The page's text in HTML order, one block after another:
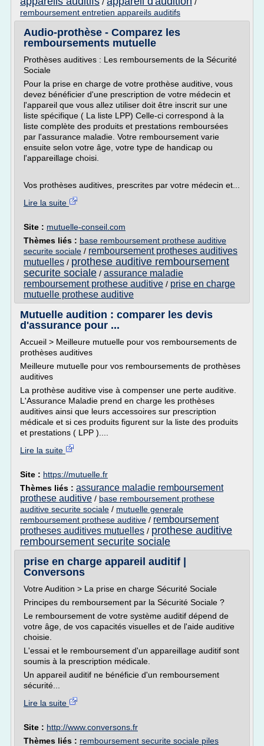
remboursement entretien appareils auditifs
Audio-prothèse - Comparez les
remboursements mutuelle
Prothèses auditives : Les remboursements de la Sécurité
Sociale
Pour la prise en charge de votre prothèse auditive, vous
devez bénéficier d'une prescription de votre médecin et
l'appareil que vous allez utiliser doit être inscrit sur une
liste spécifique ( La liste LPP) Celle-ci correspond à la
liste complète des produits et prestations remboursées
par l'assurance maladie. Votre remboursement varie
ensuite selon votre âge, votre type de handicap ou
l'appareillage choisi.
Vos prothèses auditives, prescrites par votre médecin et...
Lire la suite
Site : mutuelle-conseil.com
Thèmes liés : base remboursement prothese auditive
securite sociale / remboursement protheses auditives
mutuelles / prothese auditive remboursement
securite sociale / assurance maladie
remboursement prothese auditive / prise en charge
mutuelle prothese auditive
Mutuelle audition : comparer les devis
d'assurance pour ...
Accueil > Meilleure mutuelle pour vos remboursements de
prothèses auditives
Meilleure mutuelle pour vos remboursements de prothèses
auditives
La prothèse auditive vise à compenser une perte auditive.
L'Assurance Maladie prend en charge les prothèses
auditives ainsi que leurs accessoires sur prescription
médicale et si ces produits figurent sur la liste des produits
et prestations ( LPP )....
Lire la suite
Site : https://mutuelle.fr
Thèmes liés : assurance maladie remboursement
prothese auditive / base remboursement prothese
auditive securite sociale / mutuelle generale
remboursement prothese auditive / remboursement
protheses auditives mutuelles / prothese auditive
remboursement securite sociale
prise en charge appareil auditif |
Conversons
Votre Audition > La prise en charge Sécurité Sociale
Principes du remboursement par la Sécurité Sociale ?
Le remboursement de votre système auditif dépend de
votre âge, de vos capacités visuelles et de l'aide auditive
choisie.
L'essai et le remboursement d'un appareillage auditif sont
soumis à la prescription médicale.
Un appareil auditif ne bénéficie d'un remboursement
sécurité...
Lire la suite
Site : http://www.conversons.fr
Thèmes liés : remboursement securite sociale piles